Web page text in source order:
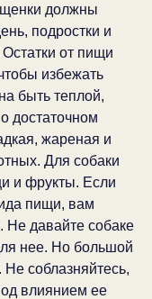
щенки должны
подростки и
от пищи
избежать
быть теплой,
достаточном
жареная и
Для собаки
и фрукты. Если
пищи, вам
. Не давайте собаке
нее. Но большой
Не соблазняйтесь,
влиянием ее